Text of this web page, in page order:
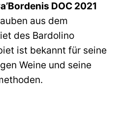
DOC 2021
aus dem
des Bardolino
ist bekannt für seine
Weine und seine